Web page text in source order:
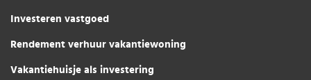
Investeren vastgoed
Rendement verhuur vakantiewoning
Vakantiehuisje als investering